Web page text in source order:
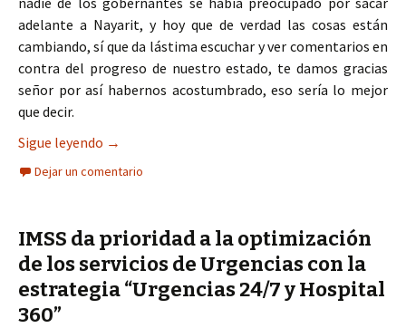
adelante a Nayarit, y hoy que de verdad las cosas están
cambiando, sí que da lástima escuchar y ver comentarios en
contra del progreso de nuestro estado, te damos gracias
señor por así habernos acostumbrado, eso sería lo mejor
que decir.
Sigue leyendo La salud, prioridad del gobierno de Navarro
→
Dejar un comentario
IMSS da prioridad a la optimización
de los servicios de Urgencias con la
estrategia “Urgencias 24/7 y Hospital
360”